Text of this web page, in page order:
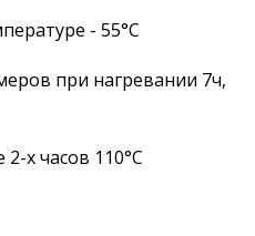
- 55°С
при нагревании 7ч,
х часов 110°С